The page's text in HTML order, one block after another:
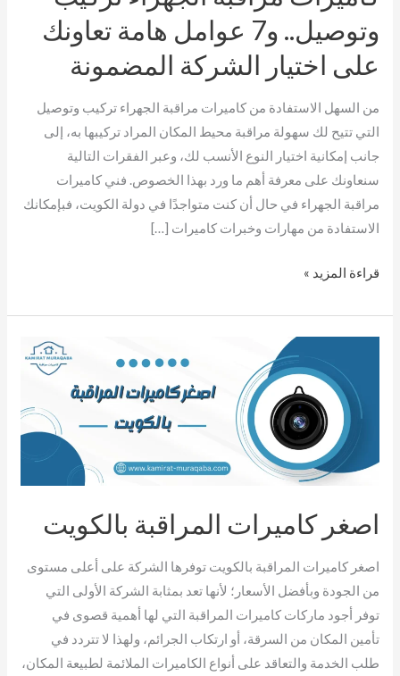
وتوصيل.. و7 عوامل هامة تعاونك
على اختيار الشركة المضمونة
من السهل الاستفادة من كاميرات مراقبة الجهراء تركيب وتوصيل
التي تتيح لك سهولة مراقبة محيط المكان المراد تركيبها به، إلى
جانب إمكانية اختيار النوع الأنسب لك، وعبر الفقرات التالية
سنعاونك على معرفة أهم ما ورد بهذا الخصوص. فني كاميرات
مراقبة الجهراء في حال أن كنت متواجدًا في دولة الكويت، فبإمكانك
الاستفادة من مهارات وخبرات كاميرات […]
على
اختيار
المضمونة
قراءة المزيد »
اصغر كاميرات المراقبة بالكويت
اصغر كاميرات المراقبة بالكويت توفرها الشركة على أعلى مستوى
من الجودة وبأفضل الأسعار؛ لأنها تعد بمثابة الشركة الأولى التي
توفر أجود ماركات كاميرات المراقبة التي لها أهمية قصوى في
تأمين المكان من السرقة، أو ارتكاب الجرائم، ولهذا لا تتردد في
طلب الخدمة والتعاقد على أنواع الكاميرات الملائمة لطبيعة المكان،
كاميرات
المراقبة
بالكويت